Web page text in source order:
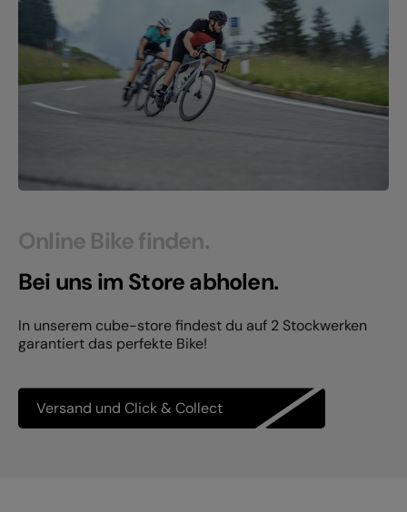
Online Bike finden.
Bei uns im Store abholen.
In unserem cube-store findest du auf 2 Stockwerken
garantiert das perfekte Bike!
Versand und Click & Collect